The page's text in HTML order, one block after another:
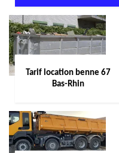
Tarif location benne 67
Bas-Rhin